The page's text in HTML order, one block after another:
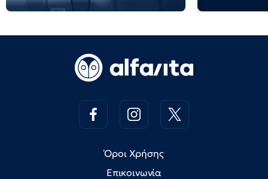
Όροι Χρήσης
Επικοινωνία